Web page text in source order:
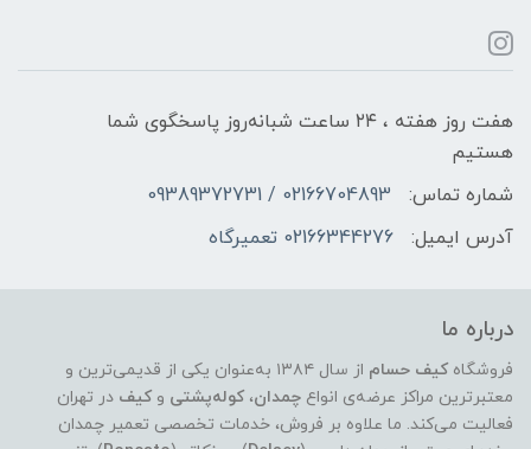
هفت روز هفته ، ۲۴ ساعت شبانه‌روز پاسخگوی شما
هستیم
شماره تماس:
02166704893 / 09389372731
آدرس ایمیل:
02166344276 تعمیرگاه
درباره ما
فروشگاه کیف حسام
از سال ۱۳۸۴ به‌عنوان یکی از قدیمی‌ترین و
معتبرترین مراکز عرضه‌ی انواع چمدان، کوله‌پشتی و کیف در تهران
فعالیت می‌کند. ما علاوه بر فروش، خدمات تخصصی تعمیر چمدان